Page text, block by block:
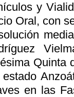
y
Oral, con
Quinta
estado
en las